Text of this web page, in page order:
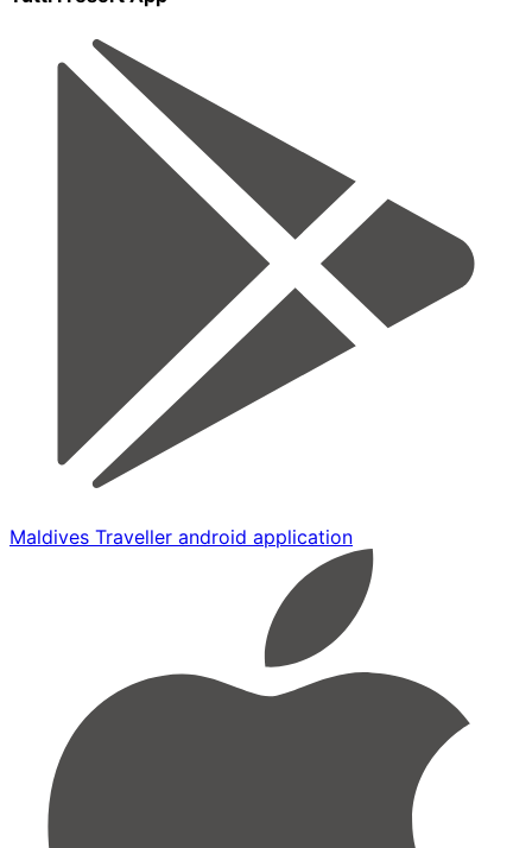
Maldives Traveller android application